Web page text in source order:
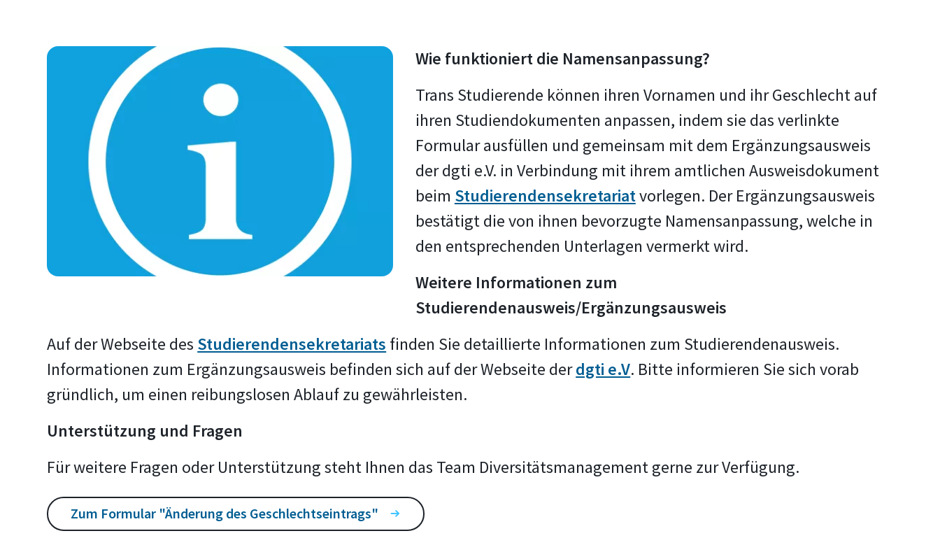
Wie funktioniert die Namensanpassung?
Trans Studierende können ihren Vornamen und ihr Geschlecht auf
ihren Studiendokumenten anpassen, indem sie das verlinkte
Formular ausfüllen und gemeinsam mit dem Ergänzungsausweis
der dgti e.V. in Verbindung mit ihrem amtlichen Ausweisdokument
beim Studierendensekretariatvorlegen. Der Ergänzungsausweis
bestätigt die von ihnen bevorzugte Namensanpassung, welche in
den entsprechenden Unterlagen vermerkt wird.
Weitere Informationen zum
Studierendenausweis/Ergänzungsausweis
Auf der Webseite des Studierendensekretariats finden Sie detaillierte Informationen zum Studierendenausweis.
Informationen zum Ergänzungsausweis befinden sich auf der Webseite derdgti e.V. Bitte informieren Sie sich vorab
gründlich, um einen reibungslosen Ablauf zu gewährleisten.
Unterstützung und Fragen
Für weitere Fragen oder Unterstützung steht Ihnen das Team Diversitätsmanagement gerne zur Verfügung.
Zum Formular "Änderung des Geschlechtseintrags"